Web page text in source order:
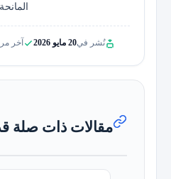
نُشر في20 مايو 2026 آخر
مقالات ذات صلة